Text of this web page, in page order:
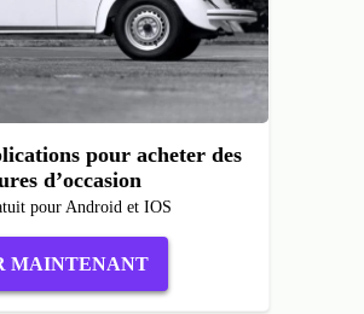
pour acheter des
d’occasion
pour Android et IOS
MAINTENANT